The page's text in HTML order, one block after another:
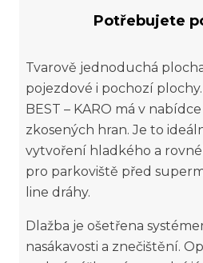
Potřebujete
Tvarově jednoduchá
pojezdové i pochozí
BEST – KARO má v
zkosených hran. Je to
vytvoření hladkého a
pro parkoviště před
line dráhy.
Dlažba je ošetřena
nasákavosti a znečištění.